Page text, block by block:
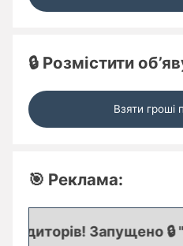
🔒 Розмістити
Взяти гроші
🎯 Реклама:
Запущено 🔒